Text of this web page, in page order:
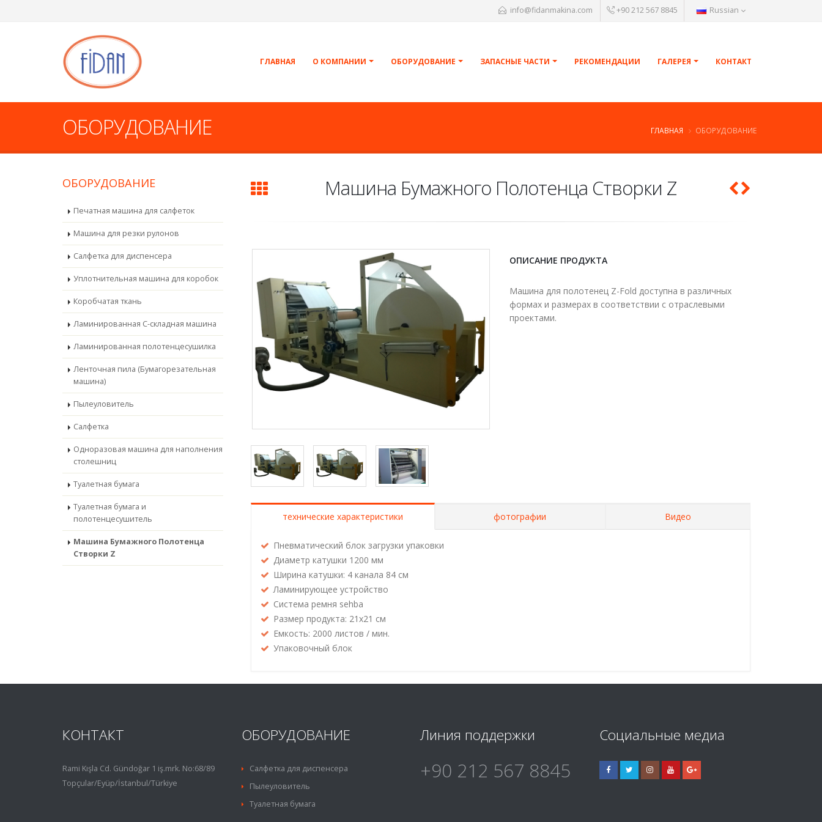
Russian
info@fidanmakina.com +90 212 567 8845
ГЛАВНАЯ О КОМПАНИИ ОБОРУДОВАНИЕ ЗАПАСНЫЕ ЧАСТИ РЕКОМЕНДАЦИИ ГАЛЕРЕЯ КОНТАКТ
ОБОРУДОВАНИЕ ГЛАВНАЯ ОБОРУДОВАНИЕ
ОБОРУДОВАНИЕ
Печатная машина для салфеток
Машина для резки рулонов
Салфетка для диспенсера
Уплотнительная машина для коробок
Коробчатая ткань
Ламинированная С-складная машина
Ламинированная полотенцесушилка
Ленточная пила (Бумагорезательная
машина)
Пылеуловитель
Салфетка
Одноразовая машина для наполнения
столешниц
Туалетная бумага
Туалетная бумага и
полотенцесушитель
Машина Бумажного Полотенца
Створки Z
Машина Бумажного Полотенца Створки Z
ОПИСАНИЕ ПРОДУКТА
Машина для полотенец Z-Fold доступна в различных
формах и размерах в соответствии с отраслевыми
проектами.
технические характеристики фотографии Видео
Пневматический блок загрузки упаковки
Диаметр катушки 1200 мм
Ширина катушки: 4 канала 84 см
Ламинирующее устройство
Система ремня sehba
Размер продукта: 21x21 см
Емкость: 2000 листов / мин.
Упаковочный блок
КОНТАКТ
Rami Kışla Cd. Gündoğar 1 iş.mrk. No:68/89
Topçular/Eyüp/İstanbul/Türkiye
ОБОРУДОВАНИЕ
Салфетка для диспенсера
Пылеуловитель
Туалетная бумага
Линия поддержки
+90 212 567 8845
Социальные медиа